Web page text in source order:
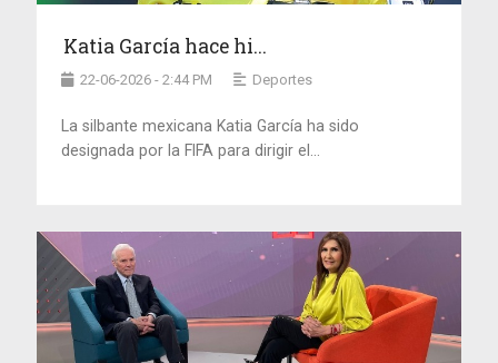
Katia García hace hi...
22-06-2026 - 2:44 PM Deportes
La silbante mexicana Katia García ha sido
designada por la FIFA para dirigir el...